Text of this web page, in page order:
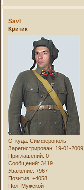
Savl
Критик
Откуда: Симферополь
Зарегистрирован: 19-01-2009
Приглашений: 0
Сообщений: 3419
Уважение: +967
Позитив: +4058
Пол: Мужской